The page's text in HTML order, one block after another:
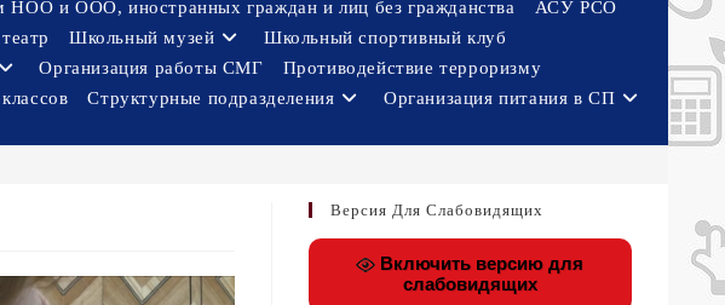
НОО и ООО, иностранных граждан и лиц без гражданства
АСУ РСО
Школьный музей
Школьный спортивный клуб
Организация работы СМГ
Противодействие терроризму
Структурные подразделения
Организация питания в СП
Версия Для Слабовидящих
Включить версию для
слабовидящих